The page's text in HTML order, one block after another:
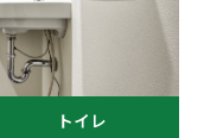
トイレ